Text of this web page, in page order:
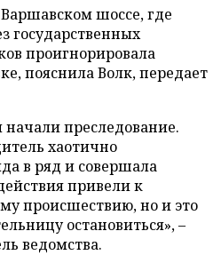
шоссе, где
государственных
проигнорировала
пояснила Волк, передает
преследование.
хаотично
в ряд и совершала
привели к
происшествию, но и это
остановиться», –
ведомства.